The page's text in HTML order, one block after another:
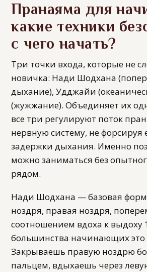
Пранаяма для
какие техники
с чего начать?
Три точки входа, которые не
новичка: Нади Шодхана
дыхание), Удджайи
(жужжание). Объединяет их
все три регулируют поток
нервную систему, не форсируя
задержки дыхания. Именно
можно заниматься без
рядом.
Нади Шодхана — базовая
ноздря, правая ноздря,
соотношением вдоха к выдоху
большинства начинающих это
Закрываешь правую ноздрю
пальцем, вдыхаешь через